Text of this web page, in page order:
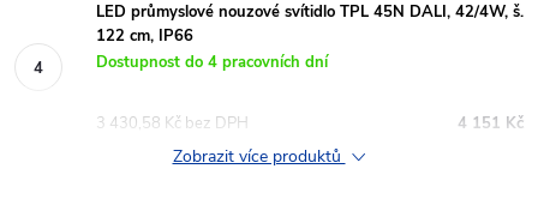
LED průmyslové nouzové svítidlo TPL 45N DALI, 42/4W, š.
122 cm, IP66
Dostupnost do 4 pracovních dní
4 151 Kč
3 430,58 Kč bez DPH
Zobrazit více produktů